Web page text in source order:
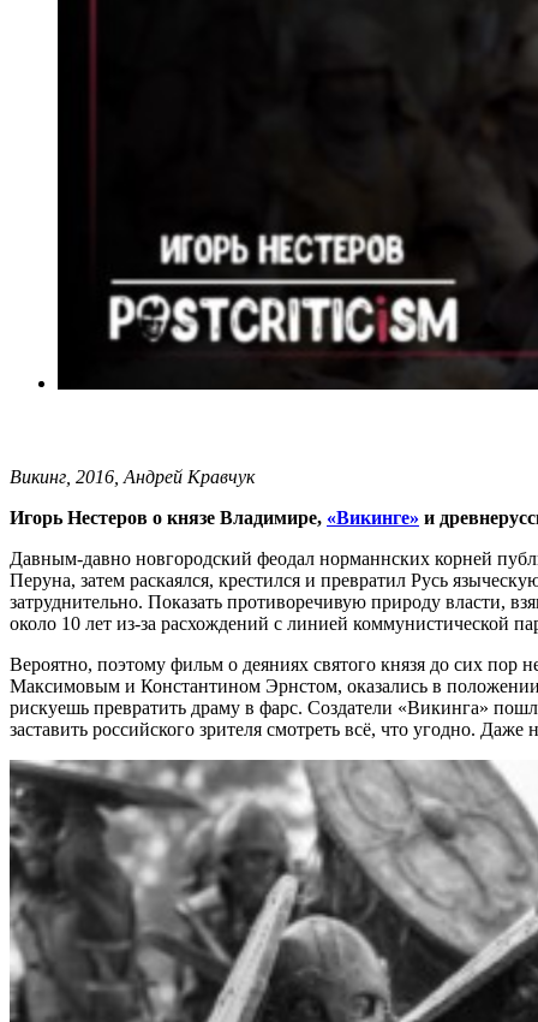
Викинг, 2016, Андрей Кравчук
Игорь Нестеров о князе Владимире, «Викинге» и
Давным-давно новгородский феодал норманнских корней
Перуна, затем раскаялся, крестился и превратил Русь
затруднительно. Показать противоречивую природу власти,
около 10 лет из-за расхождений с линией коммунистической
Вероятно, поэтому фильм о деяниях святого князя до сих пор
Максимовым и Константином Эрнстом, оказались в
рискуешь превратить драму в фарс. Создатели «Викинга»
заставить российского зрителя смотреть всё, что угодно.